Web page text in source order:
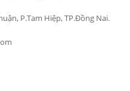
P.Tam Hiệp, TP.Đồng Nai.